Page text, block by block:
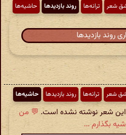
شعر ترانه‌ها روند بازدیدها حاشیه‌ها
روند بازدیدها
شعر ترانه‌ها روند بازدیدها حاشیه‌ها
این شعر نوشته نشده است. 💬 من
بگذارم ...